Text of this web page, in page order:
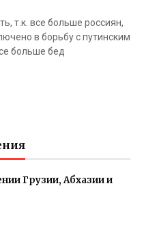
т.к. все больше россиян,
в борьбу с путинским
больше бед
Грузии, Абхазии и